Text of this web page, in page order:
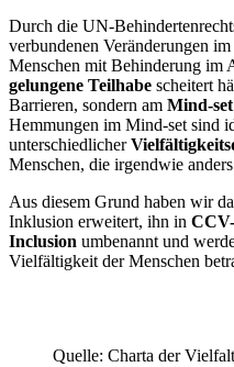
Durch die UN-
verbundenen Veränderungen
Menschen mit Behinderung im
gelungene Teilhabe scheitert
Barrieren, sondern am Mind-set
Hemmungen im Mind-set sind
unterschiedlicher
Menschen, die irgendwie
Aus diesem Grund haben wir
Inklusion erweitert, ihn in
Inclusion umbenannt und
Vielfältigkeit der Menschen
Quelle: Charta der Vielfalt